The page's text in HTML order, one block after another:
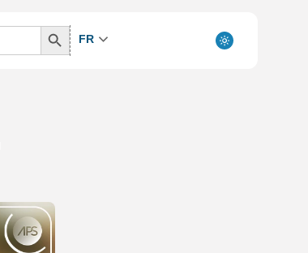
Search
Button
FR